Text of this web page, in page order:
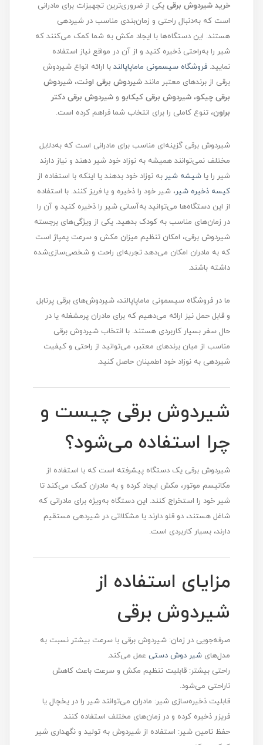
خرید شیردوش برقی یکی از ضروری‌ترین تجهیزات برای مادرانی
است که به‌دنبال راحتی و زمان‌بندی مناسب در شیردهی
هستند. این دستگاه‌ها با ایجاد مکش به شما کمک می‌کنند که
شیر را به‌راحتی ذخیره کنید و از آن در مواقع نیاز استفاده
نمایید. فروشگاه سیسمونی ماماپاپالند با ارائه انواع شیردوش
برقی از برندهای معتبر مانند شیردوش برقی اونت، شیردوش
برقی چیکو، شیردوش برقی کیکابو و شیردوش برقی دکتر
براون، تنوع کاملی را برای انتخاب شما فراهم کرده است.
شیردوش برقی گزینه‌ای مناسب برای مادرانی است که به‌دلایل
مختلف نمی‌توانند همیشه به نوزاد خود شیر دهند و نیاز دارند
شیر را یا شیشه شیر به نوزاد خود بدهند یا اینکه با استفاده از
کیسه ذخیره شیر، شیر خود را ذخیره و یا فریز کنند. با استفاده
از این دستگاه‌ها می‌توانید به‌آسانی شیر را ذخیره کنید و آن را
در زمان‌های مناسب به کودک بدهید. یکی از ویژگی‌های برجسته
شیردوش برقی، امکان تنظیم میزان مکش و سرعت پمپاژ است
که به مادران امکان می‌دهد تجربه‌ای راحت و شخصی‌سازی‌شده
داشته باشند.
ما در فروشگاه سیسمونی ماماپاپالند، شیردوش‌های برقی پرتابل
و قابل حمل نیز ارائه می‌دهیم که برای مادران پرمشغله یا در
حال سفر بسیار کاربردی هستند. با انتخاب شیردوش برقی
مناسب از میان برندهای معتبر، می‌توانید از راحتی و کیفیت
شیردهی به نوزاد خود اطمینان حاصل کنید.
شیردوش برقی چیست و
چرا استفاده می‌شود؟
شیردوش برقی یک دستگاه پیشرفته است که با استفاده از
مکانیسم موتور، مکش ایجاد کرده و به مادران کمک می‌کند تا
شیر خود را استخراج کنند. این دستگاه به‌ویژه برای مادرانی که
شاغل هستند، دو قلو دارند یا مشکلاتی در شیردهی مستقیم
دارند، بسیار کاربردی است.
مزایای استفاده از
شیردوش برقی
صرفه‌جویی در زمان: شیردوش برقی با سرعت بیشتر نسبت به
مدل‌های شیر دوش دستی عمل می‌کند.
راحتی بیشتر: قابلیت تنظیم مکش و سرعت باعث کاهش
ناراحتی می‌شود.
قابلیت ذخیره‌سازی شیر: مادران می‌توانند شیر را در یخچال یا
فریزر ذخیره کرده و در زمان‌های مختلف استفاده کنند.
حفظ تامین شیر: استفاده از شیردوش به تولید و نگهداری شیر